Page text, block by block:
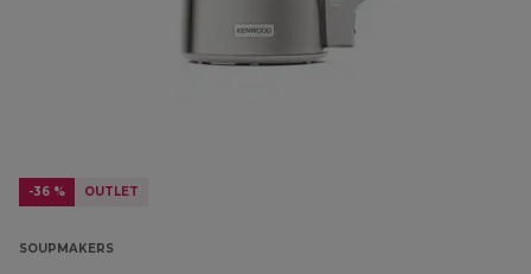
-36 % OUTLET
SOUPMAKERS